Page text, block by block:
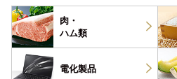
肉・
ハム類
電化製品